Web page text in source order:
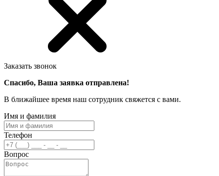
Заказать звонок
Спасибо, Ваша заявка отправлена!
В ближайшее время наш сотрудник свяжется с вами.
Имя и фамилия
Телефон
Вопрос